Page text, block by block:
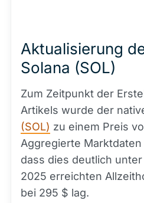
Aktualisierung
Solana (SOL)
Zum Zeitpunkt der
Artikels wurde der
(SOL) zu einem Preis
Aggregierte
dass dies deutlich
2025 erreichten
bei 295 $ lag.